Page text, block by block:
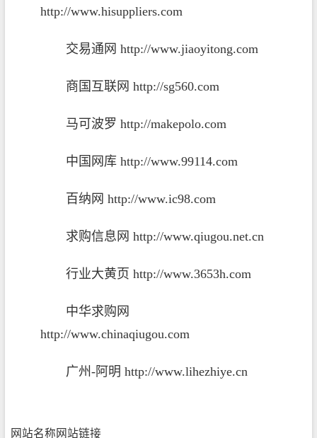
http://www.hisuppliers.com
交易通网 http://www.jiaoyitong.com
商国互联网 http://sg560.com
马可波罗 http://makepolo.com
中国网库 http://www.99114.com
百纳网 http://www.ic98.com
求购信息网 http://www.qiugou.net.cn
行业大黄页 http://www.3653h.com
中华求购网
http://www.chinaqiugou.com
广州-阿明 http://www.lihezhiye.cn
网站名称 网站链接